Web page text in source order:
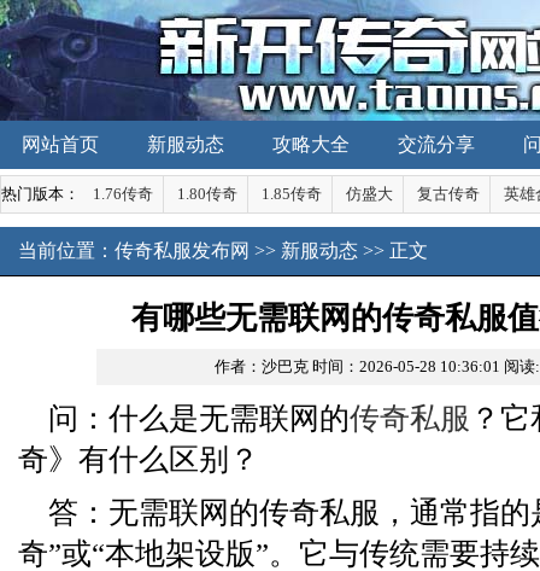
网站首页 新服动态 攻略大全 交流分享
热门版本： 1.76传奇 1.80传奇 1.85传奇 仿盛大 复古传奇 英雄
当前位置： 传奇私服发布网 >> 新服动态 >> 正文
有哪些无需联网的传奇私服
作者：沙巴克 时间：2026-05-28 10:36:01 阅
问：什么是无需联网的传奇私服 ？
奇》有什么区别？
答：无需联网的传奇私服，通常指的
奇”或“本地架设版”。它与传统需要持